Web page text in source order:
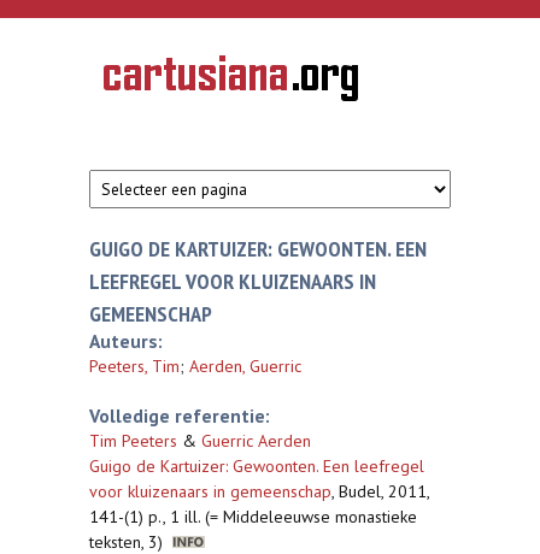
Overslaan en naar de inhoud gaan
CARTUSIANA
Geschiedenis
van de
GUIGO DE KARTUIZER: GEWOONTEN. EEN
LEEFREGEL VOOR KLUIZENAARS IN
GEMEENSCHAP
Auteurs:
Peeters, Tim; Aerden, Guerric
Volledige referentie:
Tim Peeters & Guerric Aerden
Guigo de Kartuizer: Gewoonten. Een leefregel
voor kluizenaars in gemeenschap, Budel, 2011,
141-(1) p., 1 ill. (= Middeleeuwse monastieke
teksten, 3)